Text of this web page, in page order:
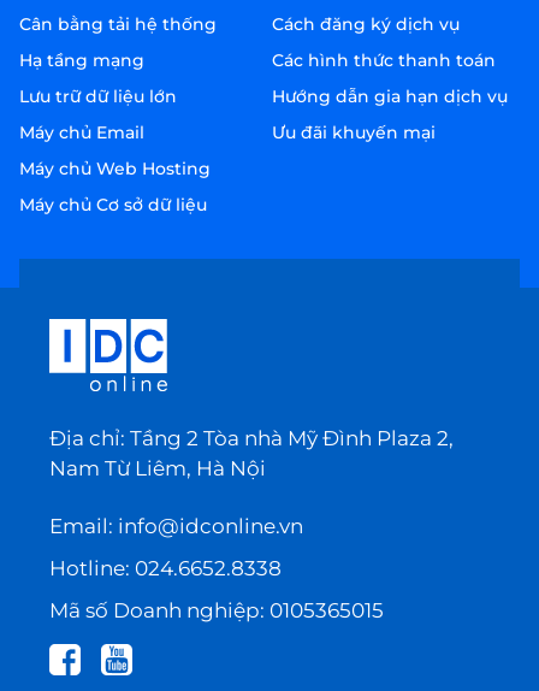
Cân bằng tải hệ thống
Hạ tầng mạng
Lưu trữ dữ liệu lớn
Máy chủ Email
Máy chủ Web Hosting
Máy chủ Cơ sở dữ liệu
Cách đăng ký dịch vụ
Các hình thức thanh toán
Hướng dẫn gia hạn dịch vụ
Ưu đãi khuyến mại
Địa chỉ: Tầng 2 Tòa nhà Mỹ Đình Plaza 2,
Nam Từ Liêm, Hà Nội
Email: info@idconline.vn
Hotline: 024.6652.8338
Mã số Doanh nghiệp: 0105365015